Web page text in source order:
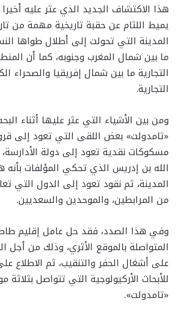
هذا الاكتشاف الجديد الذي عثر عليه أخيرا
يميط اللثام عن حقبة تاريخية مهمة من
المدينة التي تحولت إلى أطلال طواها
ما بين شمال المغرب وجنوبه، كما أن
التجارية ما بين شمال إفريقيا والصحراء
التجارية.
ومن بين الأشياء التي عثر عليها أثناء
«تامدولت» بعض اللقى التي تعود إلى
مسكوكات نقدية تعود إلى دولة
الله بن إدريس الذي تحكي المؤلفات
المدينة، ثم نقود تعود إلى الدول التي
من المرابطين، والموحدين والسعديين.
وفي هذا الصدد، فقد حل عامل إقليم
المتواصلة بالموقع الأثري، وذلك من
على أشغال الحفر والتنقيب، ثم الاطلاع
للأبحاث الأركيولوجية التي تتواصل
«تامدولت».